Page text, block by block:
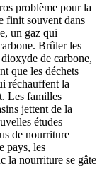
problème pour la
finit souvent dans
un gaz qui
Brûler les
de carbone,
que les déchets
réchauffent la
Les familles
jettent de la
études
de nourriture
pays, les
la nourriture se gâte